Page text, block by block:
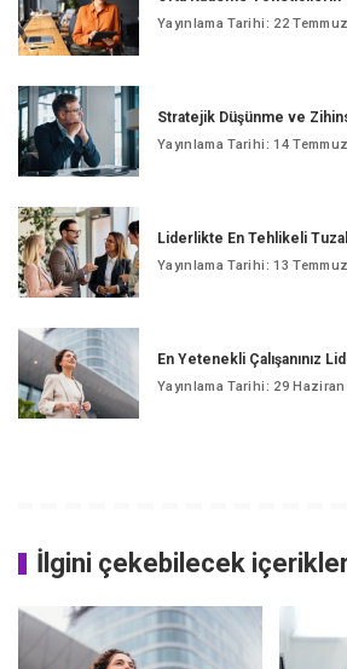
Yayınlama Tarihi: 22
Stratejik Düşünme ve
Yayınlama Tarihi: 14
Liderlikte En Tehlikeli
Yayınlama Tarihi: 13
En Yetenekli Çalışanınız
Yayınlama Tarihi: 29 Haziran
İlgini çekebilecek